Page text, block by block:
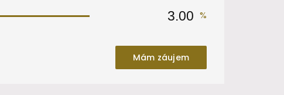
%
Mám záujem